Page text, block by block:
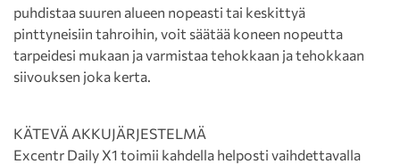
puhdistaa suuren alueen nopeasti tai keskittyä
pinttyneisiin tahroihin, voit säätää koneen nopeutta
tarpeidesi mukaan ja varmistaa tehokkaan ja tehokkaan
siivouksen joka kerta.
KÄTEVÄ AKKUJÄRJESTELMÄ
Excentr Daily X1 toimii kahdella helposti vaihdettavalla